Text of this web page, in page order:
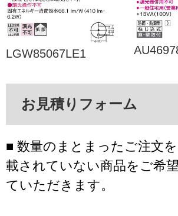
LGW85067LE1
お見積りフォーム
■ 数量のまとまったご注文
載されていない商品をご希
ていただきます。